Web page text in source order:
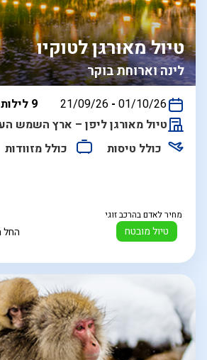
לינה וארוחת בוקר
טיול מאורגן לטוקיו
בין
21/09/26 - 01/10/26
9 לילות
טיול מאורגן ליפן – ארץ השמש
כולל טיסות
כולל מזוודות
טיול מובטח
מחיר לאדם בהרכב זוגי
החל